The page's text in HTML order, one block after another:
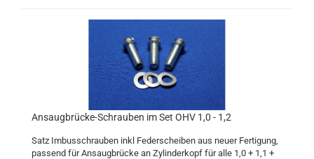
Ansaugbrücke-Schrauben im Set OHV 1,0 - 1,2
Satz Imbusschrauben inkl Federscheiben aus neuer Fertigung,
passend für Ansaugbrücke an Zylinderkopf für alle 1,0 + 1,1 +